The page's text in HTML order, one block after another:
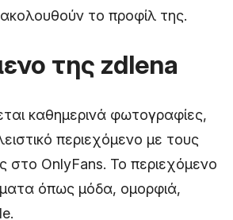
το προφίλ της.
της zdlena
καθημερινά φωτογραφίες,
περιεχόμενο με τους
στο OnlyFans. Το περιεχόμενο
όπως μόδα, ομορφιά,